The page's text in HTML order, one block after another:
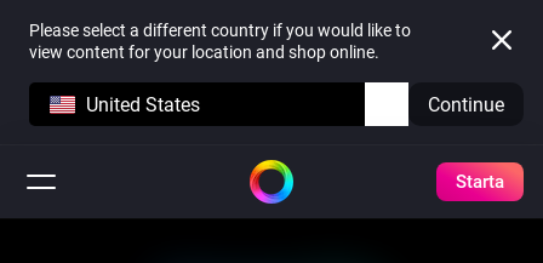
Please select a different country if you would like to
view content for your location and shop online.
United States Continue
Starta